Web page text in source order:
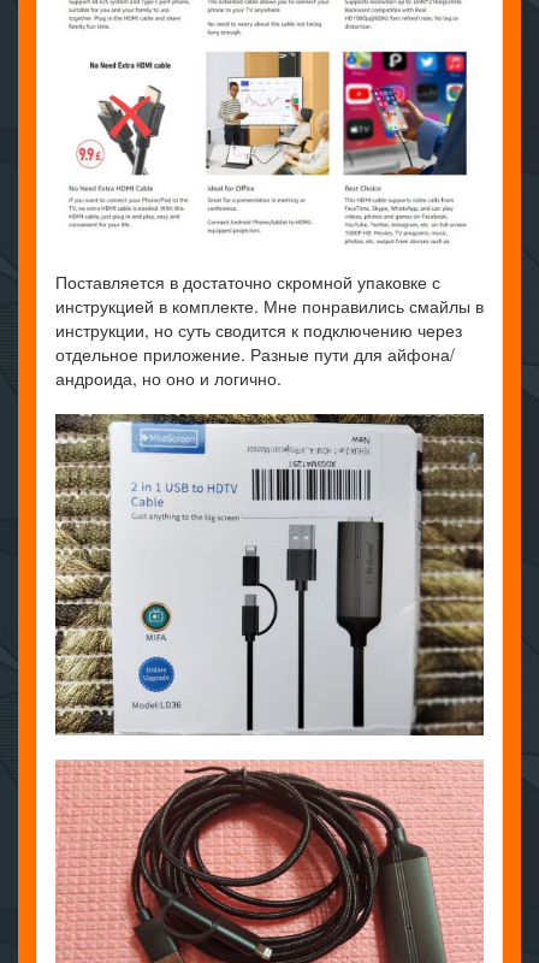
Поставляется в достаточно скромной упаковке с
инструкцией в комплекте. Мне понравились смайлы в
инструкции, но суть сводится к подключению через
отдельное приложение. Разные пути для айфона/
андроида, но оно и логично.